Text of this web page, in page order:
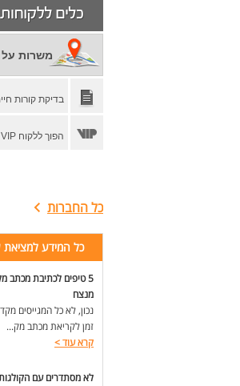
משרות
בדיקת קורות
הפוך ללקוח VIP
כל החברות
כל המידע למציאת
5 טיפים לכתיבת מכתב
מנצח
נכון, לא כל המגייסים
זמן לקריאת מכתב מק...
קרא עוד>
לא מסתדרים עם